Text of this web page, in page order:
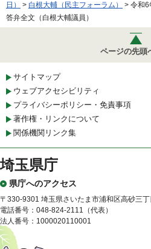
日）
> 白根大輔（民主フォーラム）
> 令和6
答弁全文（白根大輔議員）
ページの先頭
サイトマップ
ウェブアクセシビリティ
プライバシーポリシー・免責事項
著作権・リンクについて
関係機関リンク集
埼玉県庁
県庁へのアクセス
〒330-9301 埼玉県さいたま市浦和区高砂三
電話番号：048-824-2111（代表）
法人番号：1000020110001